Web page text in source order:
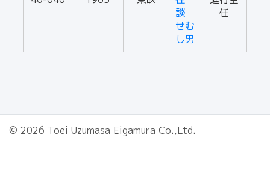
談
せむ
し男
任
© 2026 Toei Uzumasa Eigamura Co.,Ltd.